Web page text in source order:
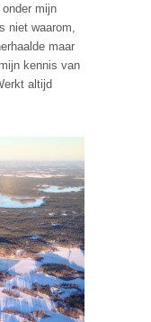
mijn
niet waarom,
maar
kennis van
altijd